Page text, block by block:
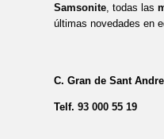
Samsonite, todas las
últimas novedades en
C. Gran de Sant
Telf. 93 000 55 19